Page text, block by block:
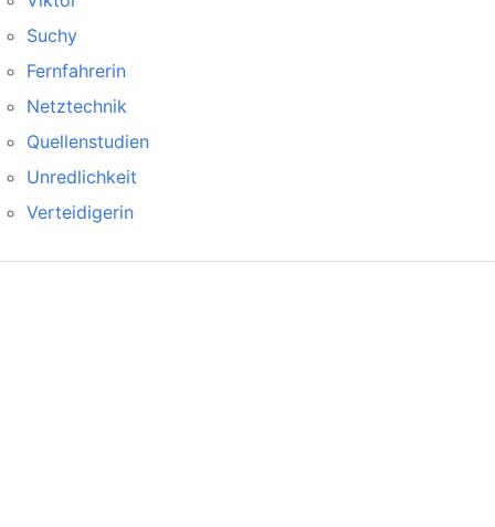
Suchy
Fernfahrerin
Netztechnik
Quellenstudien
Unredlichkeit
Verteidigerin